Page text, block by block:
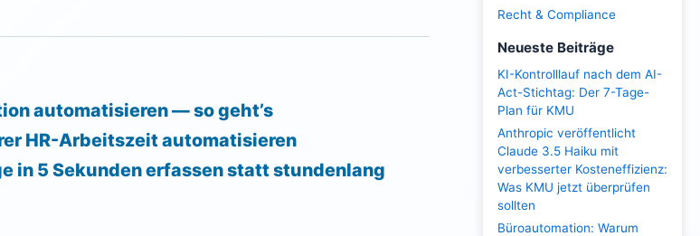
automatisieren — so geht’s
HR-Arbeitszeit automatisieren
in 5 Sekunden erfassen statt stundenlang
Recht & Compliance
Neueste Beiträge
KI-Kontrolllauf nach dem AI-
Act-Stichtag: Der 7-Tage-
Plan für KMU
Anthropic veröffentlicht
Claude 3.5 Haiku mit
verbesserter Kosteneffizienz:
Was KMU jetzt überprüfen
sollten
Büroautomation: Warum